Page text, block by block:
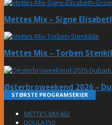
Mettes Mix – Signe
Mettes Mix – Torben
Østerbroweekend 2026 –
STØRSTE PROGRAMSERIER
METTES MIX463
DOULA150